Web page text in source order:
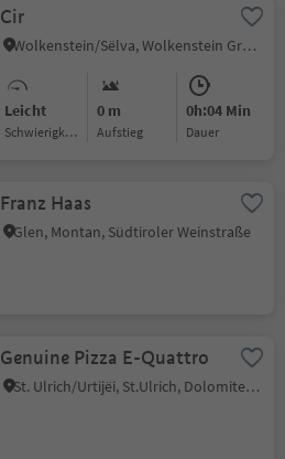
Cir
Wolkenstein/Sëlva, Wolkenstein Gröden, Dolomitenregion Gröden
Leicht
Schwierigkeitsgrad
0 m
Aufstieg
0h:04 Min
Dauer
Franz Haas
Glen, Montan, Südtiroler Weinstraße
Genuine Pizza E-Quattro
St. Ulrich/Urtijëi, St.Ulrich, Dolomitenregion Gröden